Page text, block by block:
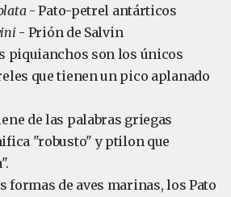
- Pato-petrel antárticos
- Prión de Salvin
piquianchos son los únicos
que tienen un pico aplanado
de las palabras griegas
"robusto" y ptilon que
formas de aves marinas, los Pato